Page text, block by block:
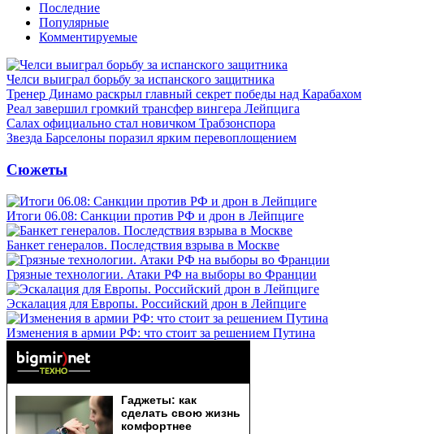
Последние
Популярные
Комментируемые
Челси выиграл борьбу за испанского защитника
Тренер Динамо раскрыл главный секрет победы над Карабахом
Реал завершил громкий трансфер вингера Лейпцига
Салах официально стал новичком Трабзонспора
Звезда Барселоны поразил ярким перевоплощением
Сюжеты
Итоги 06.08: Санкции против РФ и дрон в Лейпциге
Банкет генералов. Последствия взрыва в Москве
Грязные технологии. Атаки РФ на выборы во Франции
Эскалация для Европы. Российский дрон в Лейпциге
Изменения в армии РФ: что стоит за решением Путина